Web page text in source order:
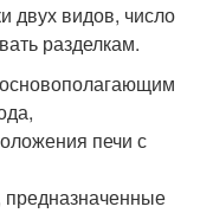
двух видов, число
разделкам.
печи с